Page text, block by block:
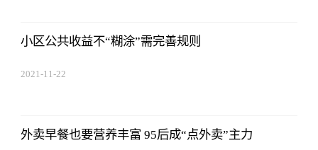
小区公共收益不“糊涂”需完善规则
2021-11-22
外卖早餐也要营养丰富 95后成“点外卖”主力